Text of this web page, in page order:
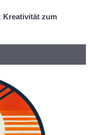
Kreativität zum